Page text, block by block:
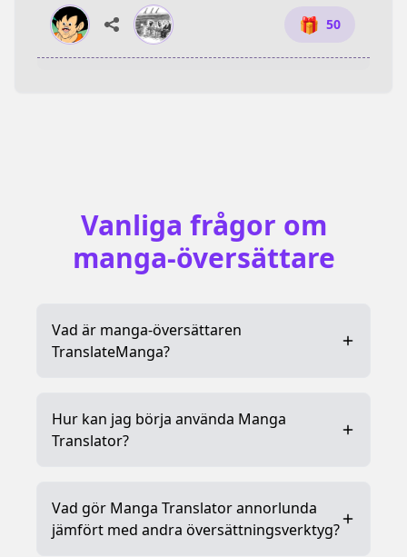
🎁
Vanliga frågor om
manga-översättare
Vad är manga-översättaren
TranslateManga?
Hur kan jag börja använda Manga
Translator?
Vad gör Manga Translator annorlunda
jämfört med andra översättningsverktyg?